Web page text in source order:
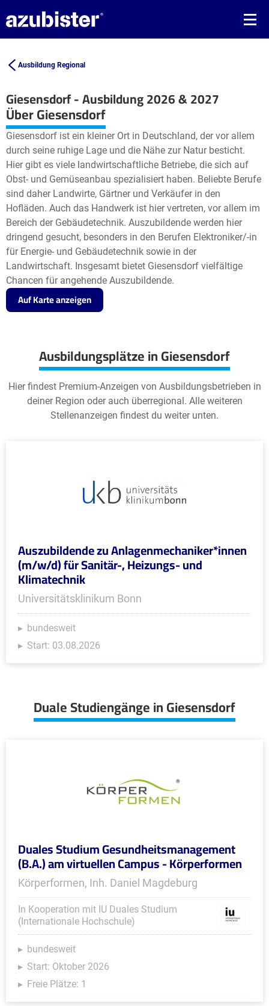
Ausbildung Regional
Giesensdorf - Ausbildung 2026 & 2027
+
−
Leaflet| ©OpenStreetMap2
Über Giesensdorf
Giesensdorf ist ein kleiner Ort in Deutschland, der vor allem
durch seine ruhige Lage und die Nähe zur Natur besticht.
Hier gibt es viele landwirtschaftliche Betriebe, die sich auf
Obst- und Gemüseanbau spezialisiert haben. Beliebte Berufe
sind daher Landwirte, Gärtner und Verkäufer in den
Hofläden. Auch das Handwerk ist hier vertreten, vor allem im
Bereich der Gebäudetechnik. Auszubildende werden hier
dringend gesucht, besonders in den Berufen Elektroniker/-in
für Energie- und Gebäudetechnik sowie in der
Landwirtschaft. Insgesamt bietet Giesensdorf vielfältige
Chancen für angehende Auszubildende.
Auf Karte anzeigen
Ausbildungsplätze in Giesensdorf
Hier findest Premium-Anzeigen von Ausbildungsbetrieben in
deiner Region oder auch überregional. Alle weiteren
Stellenanzeigen findest du weiter unten.
Auszubildende zu Anlagenmechaniker*innen
(m/w/d) für Sanitär-, Heizungs- und
Klimatechnik
Universitätsklinikum Bonn
bundesweit
Start: 03.08.2026
Duale Studiengänge in Giesensdorf
Duales Studium Gesundheitsmanagement
(B.A.) am virtuellen Campus - Körperformen
Körperformen, Inh. Daniel Magdeburg
In Kooperation mit IU Duales Studium
(Internationale Hochschule)
bundesweit
Start: Oktober 2026
Freie Plätze: 1